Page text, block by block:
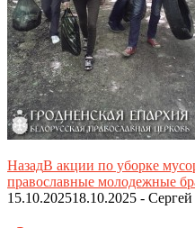
НазадВ акции по уборке
православные молодежные
15.10.202518.10.2025 -